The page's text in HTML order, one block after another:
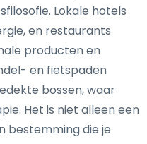
Lokale hotels
en restaurants
producten en
en fietspaden
bossen, waar
Het is niet alleen een
bestemming die je